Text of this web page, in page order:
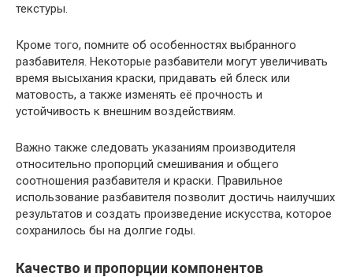
текстуры.
Кроме того, помните об особенностях выбранного
разбавителя. Некоторые разбавители могут увеличивать
время высыхания краски, придавать ей блеск или
матовость, а также изменять её прочность и
устойчивость к внешним воздействиям.
Важно также следовать указаниям производителя
относительно пропорций смешивания и общего
соотношения разбавителя и краски. Правильное
использование разбавителя позволит достичь наилучших
результатов и создать произведение искусства, которое
сохранилось бы на долгие годы.
Качество и пропорции компонентов